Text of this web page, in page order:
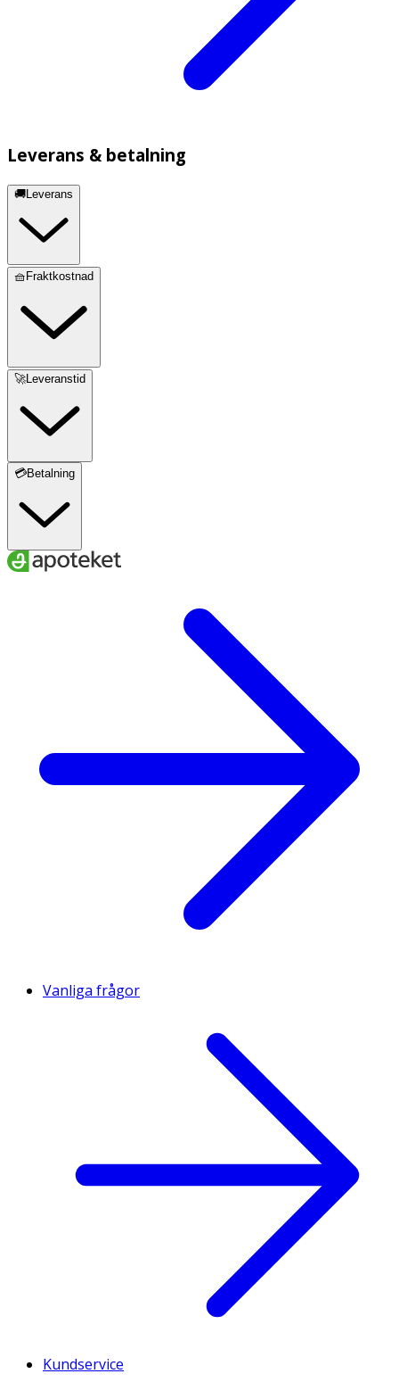
Leverans & betalning
🚚Leverans
🧺Fraktkostnad
🚀Leveranstid
💳Betalning
Vanliga frågor
Kundservice